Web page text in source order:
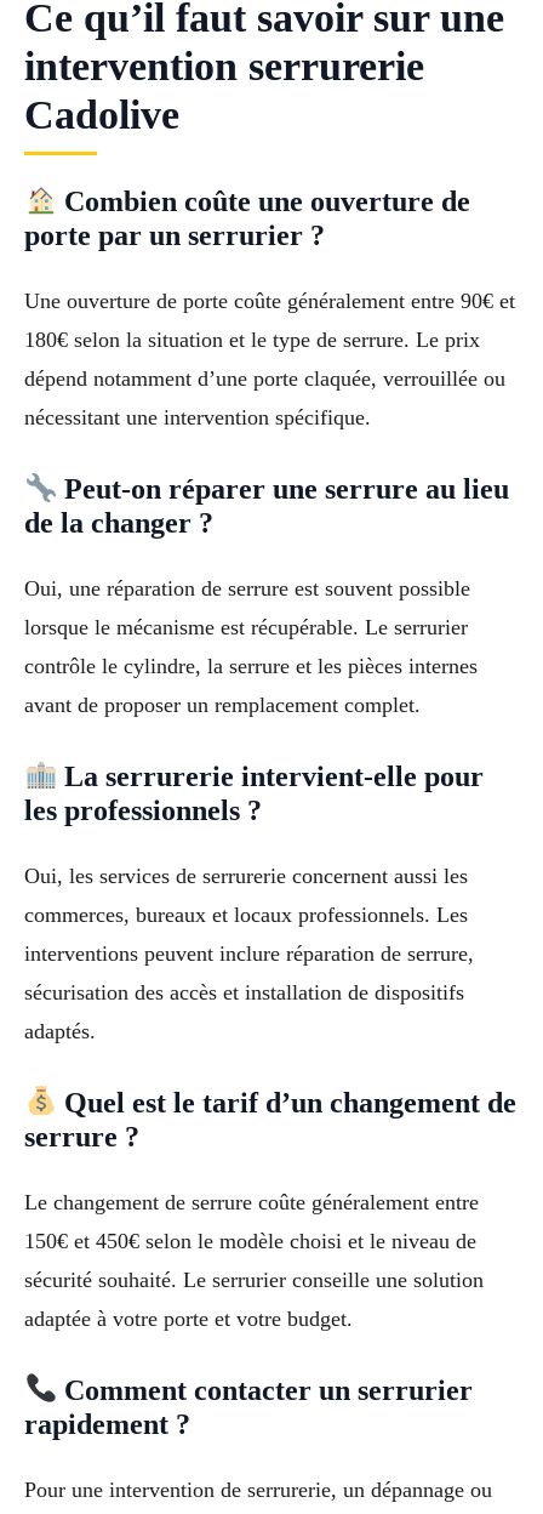
Ce qu’il faut savoir sur une
intervention serrurerie
Cadolive
Combien coûte une ouverture de
porte par un serrurier ?
Une ouverture de porte coûte généralement entre 90€ et
180€ selon la situation et le type de serrure. Le prix
dépend notamment d’une porte claquée, verrouillée ou
nécessitant une intervention spécifique.
Peut-on réparer une serrure au lieu
de la changer ?
Oui, une réparation de serrure est souvent possible
lorsque le mécanisme est récupérable. Le serrurier
contrôle le cylindre, la serrure et les pièces internes
avant de proposer un remplacement complet.
La serrurerie intervient-elle pour
les professionnels ?
Oui, les services de serrurerie concernent aussi les
commerces, bureaux et locaux professionnels. Les
interventions peuvent inclure réparation de serrure,
sécurisation des accès et installation de dispositifs
adaptés.
Quel est le tarif d’un changement de
serrure ?
Le changement de serrure coûte généralement entre
150€ et 450€ selon le modèle choisi et le niveau de
sécurité souhaité. Le serrurier conseille une solution
adaptée à votre porte et votre budget.
Comment contacter un serrurier
rapidement ?
Pour une intervention de serrurerie, un dépannage ou